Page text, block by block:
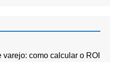
como calcular o ROI